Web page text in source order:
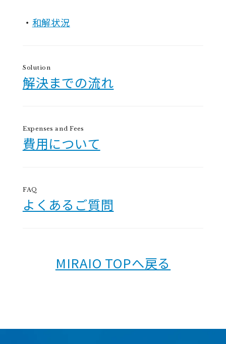
和解状況
Solution
解決までの流れ
Expenses and Fees
費用について
FAQ
よくあるご質問
MIRAIO TOPへ戻る